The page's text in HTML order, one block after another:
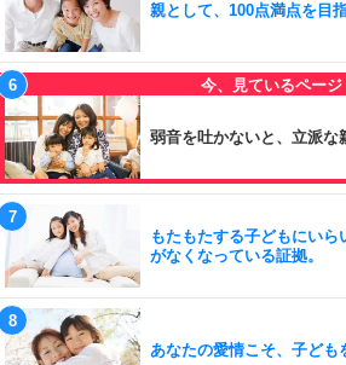
親として、100点満点を目指
弱音を吐かないと、立派な
もたもたする子どもにい
がなくなっている証拠。
あなたの愛情こそ、子ども